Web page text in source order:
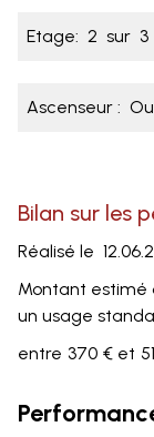
Etage: 2 sur 3
Ascenseur :
Bilan sur les
Réalisé le
Montant estimé
un usage
entre 370 € et